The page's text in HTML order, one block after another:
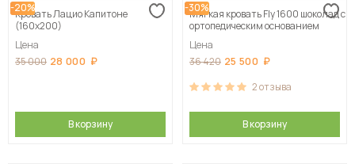
-20%
Кровать Лацио Капитоне
(160х200)
Цена
35 000 28 000
В корзину
-30%
Мягкая кровать Fly 1600 шоколад с
ортопедическим основанием
Цена
36 420 25 500
2отзыва
В корзину